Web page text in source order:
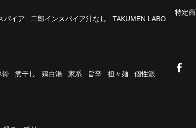
パイア 二郎インスパイア汁なし
TAKUMEN LABO
骨 煮干し 鶏白湯 家系 旨辛 担々麺
個性派
特定